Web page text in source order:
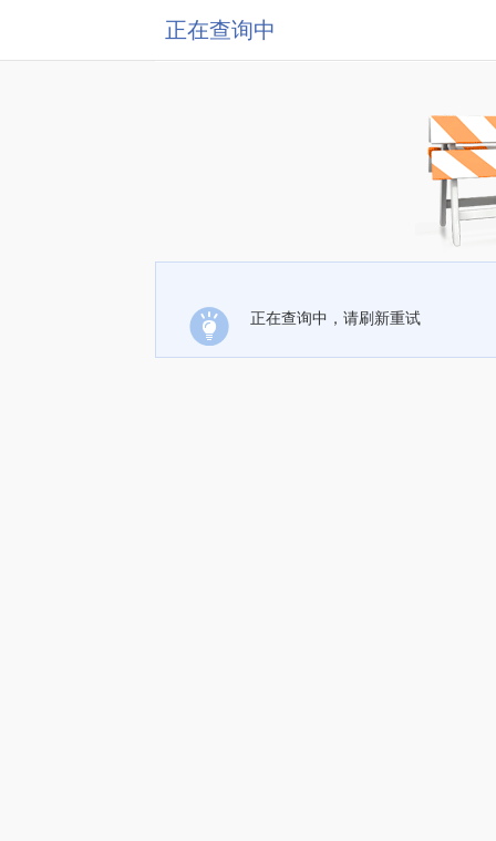
正在查询中
正在查询中，请刷新重试